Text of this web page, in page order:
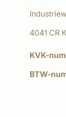
4041 CR
KVK-
BTW-